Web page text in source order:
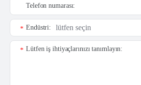
Telefon numarası:
Endüstri:
*
Lütfen iş ihtiyaçlarınızı tanımlayın:
*